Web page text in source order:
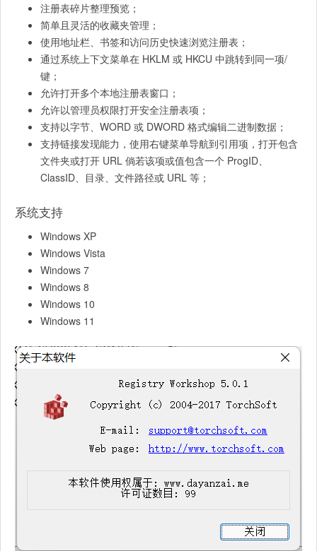
注册表碎片整理预览；
简单且灵活的收藏夹管理；
使用地址栏、书签和访问历史快速浏览注册表；
通过系统上下文菜单在 HKLM 或 HKCU 中跳转到同一项/
键；
允许打开多个本地注册表窗口；
允许以管理员权限打开安全注册表项；
支持以字节、WORD 或 DWORD 格式编辑二进制数据；
支持链接发现能力，使用右键菜单导航到引用项，打开包含
文件夹或打开 URL 倘若该项或值包含一个 ProgID、
ClassID、目录、文件路径或 URL 等；
系统支持
Windows XP
Windows Vista
Windows 7
Windows 8
Windows 10
Windows 11